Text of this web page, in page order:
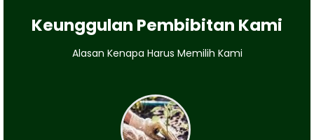
Keunggulan Pembibitan Kami
Alasan Kenapa Harus Memilih Kami